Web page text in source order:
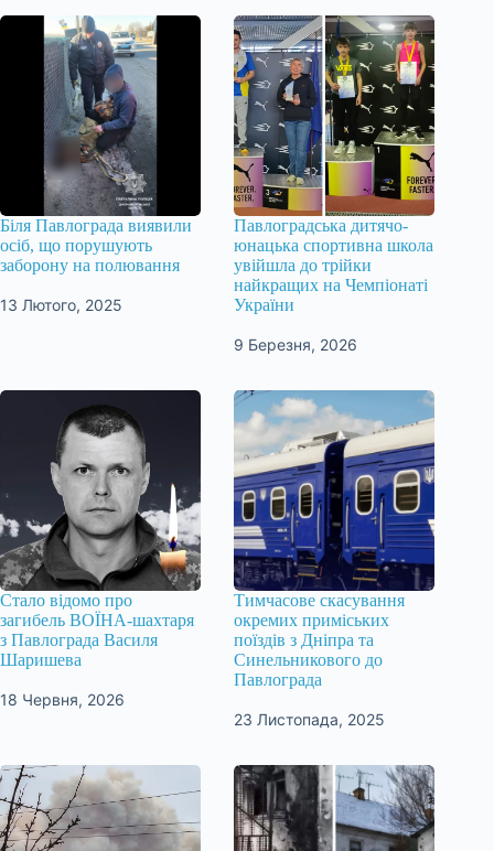
Біля Павлограда виявили
осіб, що порушують
заборону на полювання
13 Лютого, 2025
Павлоградська дитячо-
юнацька спортивна школа
увійшла до трійки
найкращих на Чемпіонаті
України
9 Березня, 2026
Стало відомо про
загибель ВОЇНА-шахтаря
з Павлограда Василя
Шаришева
18 Червня, 2026
Тимчасове скасування
окремих приміських
поїздів з Дніпра та
Синельникового до
Павлограда
23 Листопада, 2025